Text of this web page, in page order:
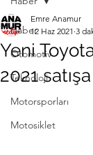
Haber
Otomotiv
Teknoloji
Motorsporları
Motosiklet
Yeni
2021
Emre Anamur
12 Haz 2021 3